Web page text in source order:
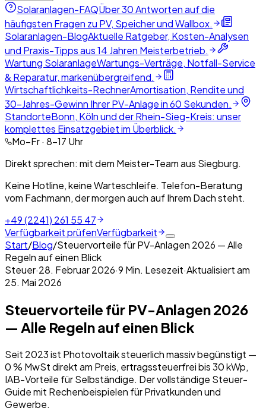
Solaranlagen-FAQÜber 30 Antworten auf die
häufigsten Fragen zu PV, Speicher und Wallbox.
Solaranlagen-BlogAktuelle Ratgeber, Kosten-Analysen
und Praxis-Tipps aus 14 Jahren Meisterbetrieb.
Wartung SolaranlageWartungs-Verträge, Notfall-Service
& Reparatur, markenübergreifend.
Wirtschaftlichkeits-RechnerAmortisation, Rendite und
30-Jahres-Gewinn Ihrer PV-Anlage in 60 Sekunden.
StandorteBonn, Köln und der Rhein-Sieg-Kreis: unser
komplettes Einsatzgebiet im Überblick.
Mo–Fr · 8–17 Uhr
Direkt sprechen: mit dem Meister-Team aus Siegburg.
Keine Hotline, keine Warteschleife. Telefon-Beratung
vom Fachmann, der morgen auch auf Ihrem Dach steht.
+49 (2241) 261 55 47
Verfügbarkeit prüfenVerfügbarkeit
Start/Blog/Steuervorteile für PV-Anlagen 2026 — Alle
Regeln auf einen Blick
Steuer·28. Februar 2026·9 Min. Lesezeit·Aktualisiert am
25. Mai 2026
Steuervorteile für PV-Anlagen 2026
— Alle Regeln auf einen Blick
Seit 2023 ist Photovoltaik steuerlich massiv begünstigt —
0 % MwSt direkt am Preis, ertragssteuerfrei bis 30 kWp,
IAB-Vorteile für Selbständige. Der vollständige Steuer-
Guide mit Rechenbeispielen für Privatkunden und
Gewerbe.